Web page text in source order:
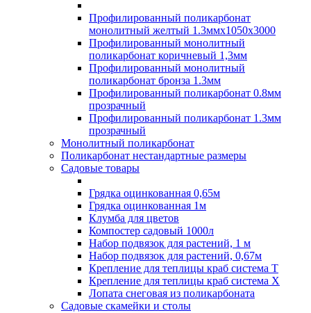
Профилированный поликарбонат
монолитный желтый 1.3ммх1050х3000
Профилированный монолитный
поликарбонат коричневый 1,3мм
Профилированный монолитный
поликарбонат бронза 1.3мм
Профилированный поликарбонат 0.8мм
прозрачный
Профилированный поликарбонат 1.3мм
прозрачный
Монолитный поликарбонат
Поликарбонат нестандартные размеры
Садовые товары
Грядка оцинкованная 0,65м
Грядка оцинкованная 1м
Клумба для цветов
Компостер садовый 1000л
Набор подвязок для растений, 1 м
Набор подвязок для растений, 0,67м
Крепление для теплицы краб система Т
Крепление для теплицы краб система Х
Лопата снеговая из поликарбоната
Садовые скамейки и столы